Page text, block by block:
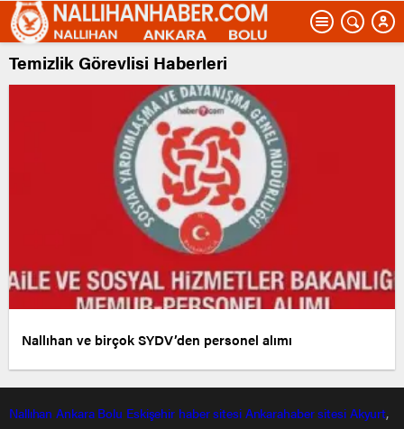
Temizlik Görevlisi Haberleri
Nallıhan ve birçok SYDV’den personel alımı
Nallıhan Ankara Bolu Eskişehir haber sitesi Ankarahabersitesi Akyurt,